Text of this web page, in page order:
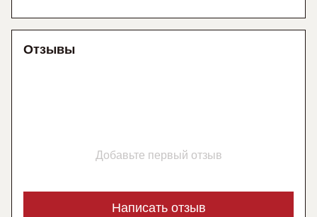
Отзывы
Добавьте первый отзыв
Написать отзыв